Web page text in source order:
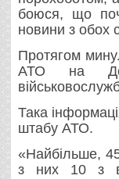
боюся, що
новини з обох
Протягом
АТО на
Така
штабу АТО.
«Найбільше,
з них 10 з